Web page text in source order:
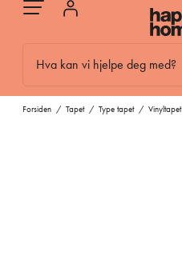
Hva kan vi hjelpe deg med?
Forsiden / Tapet / Type tapet / Vinyltapet